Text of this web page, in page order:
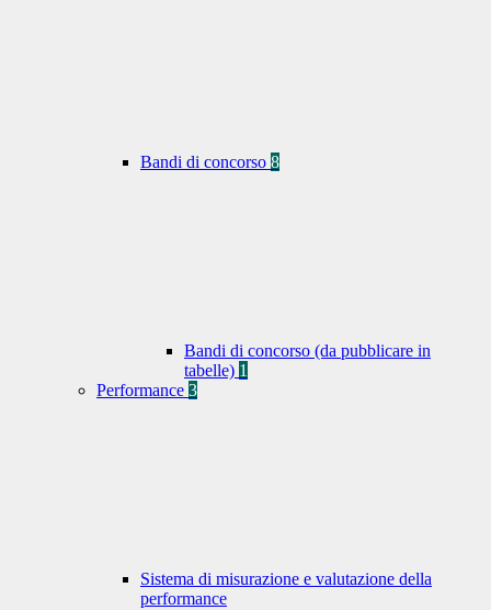
Bandi di concorso 8
Bandi di concorso (da pubblicare in
tabelle) 1
Performance 3
Sistema di misurazione e valutazione della
performance